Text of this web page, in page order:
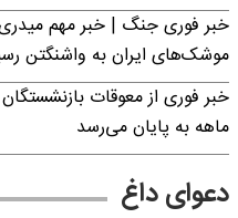
خبر فوری جنگ | خبر مهم میدری
موشک‌های ایران به واشنگتن
ماهه به پایان می‌رسد
دعوای داغ